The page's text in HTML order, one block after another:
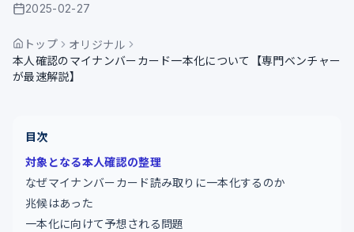
公開日
2025-02-27
トップ
オリジナル
本人確認のマイナンバーカード一本化について【専門ベンチャー
が最速解説】
目次
対象となる本人確認の整理
なぜマイナンバーカード読み取りに一本化するのか
兆候はあった
一本化に向けて予想される問題